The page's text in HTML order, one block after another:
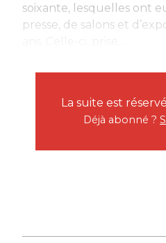
soixante, lesquelles ont
presse, de salons et
La suite est
Déjà abonné ?